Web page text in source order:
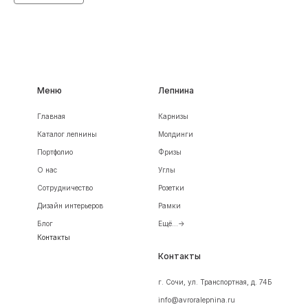
Меню
Главная
О нас
Каталог лепнины
Портфолио
Сотрудничество
Дизайн интерьеров
Блог
Контакты
Контакты
г. Сочи, ул. Транспортная, д. 74Б
info@avroralepnina.ru
Лепнина
Карнизы
Молдинги
Фризы
Углы
Розетки
Рамки
Ещё...->